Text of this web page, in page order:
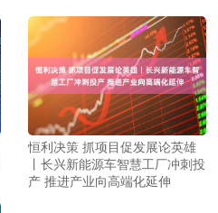
恒利决策 抓项目促发展论英雄
丨长兴新能源车智慧工厂冲刺投
产 推进产业向高端化延伸